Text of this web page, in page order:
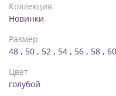
Талия на резинке!!
Это платье идеально
так и для повседневной
Коллекция
Новинки
Размер
48 , 50 , 52 , 54 , 56 , 58 , 60
Цвет
голубой